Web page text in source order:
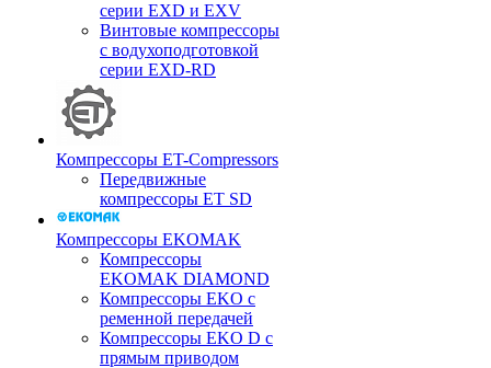
серии EXD и EXV
Винтовые компрессоры
с водухоподготовкой
серии EXD-RD
Компрессоры ET-Compressors
Передвижные
компрессоры ET SD
Компрессоры EKOMAK
Компрессоры
EKOMAK DIAMOND
Компрессоры EKO c
ременной передачей
Компрессоры EKO D с
прямым приводом